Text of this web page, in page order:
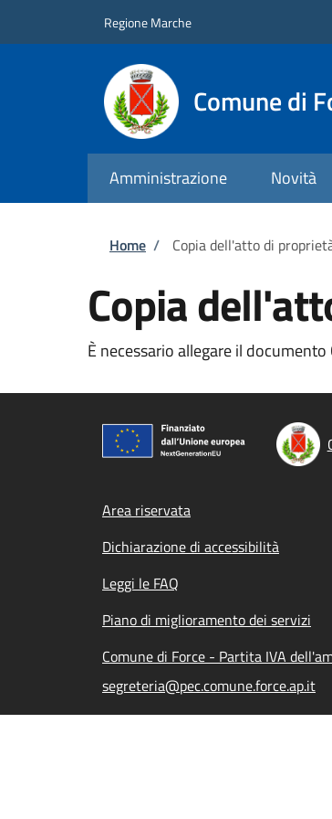
Regione Marche
Comune di
Amministrazione Novità
Briciole di
Home / Copia dell'atto di
Copia
È necessario allegare il
Footer menu
Area riservata
Dichiarazione di accessibilità
Leggi le FAQ
Piano di miglioramento dei servizi
Comune di Force - Partita IVA
segreteria@pec.comune.force.ap.it